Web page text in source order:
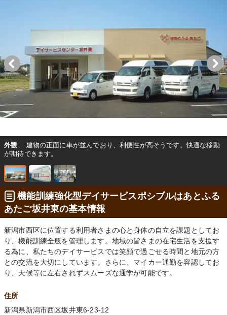
外観
建物の正面に車が並んでおり、利便性が高そうです。快適な移動
が期待できます。
機能訓練強化型デイサービスポシブルはあとふる
あたご坂井東の基本情報
新潟市西区に位置する利用者さまの心と身体の自立を課題としてお
り、機能訓練全般を管理します。地域の皆さまの在宅生活を支援す
る為に、私たちのデイサービスでは笑顔で過ごせる時間と地元の方
との交流を大切にしています。さらに、マイカー通勤を容認してお
り、天候等に左右されずスムーズな通学が可能です。
住所
新潟県新潟市西区坂井東6-23-12